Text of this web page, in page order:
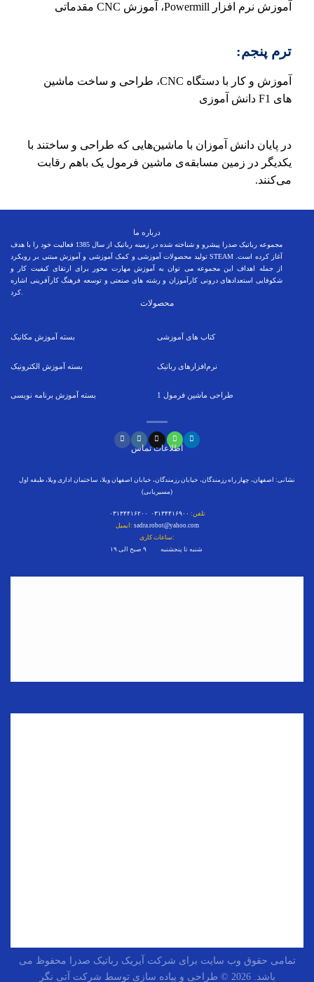
آموزش نرم افزار Powermill، آموزش CNC مقدماتی
ترم پنجم:
آموزش و کار با دستگاه CNC، طراحی و ساخت ماشین
های F1 دانش آموزی
در پایان دانش آموزان با ماشین‌هایی که طراحی و ساختند با
یکدیگر در زمین مسابقه‌ی ماشین فرمول یک باهم رقابت
می‌کنند.
درباره ما
مجموعه رباتیک صدرا پیشرو و شناخته شده در زمینه رباتیک از سال 1385 فعالیت خود را با هدف
تولید محصولات آموزشی و کمک آموزشی و آموزش مبتنی بر رویکرد STEAM آغاز کرده است.
از جمله اهداف این مجموعه می توان به آموزش مهارت محور برای ارتقای کیفیت کار و
شکوفایی استعدادهای درونی کارآموزان و رشته های صنعتی و توسعه فرهنگ کارآفرینی اشاره
کرد.
محصولات
بسته آموزش مکانیک
بسته آموزش الکترونیک
بسته آموزش برنامه نویسی
کتاب های آموزشی
نرم‌افزارهای رباتیک
طراحی ماشین فرمول
اطلاعات تماس
نشانی: اصفهان، چهار راه رزمندگان، خیابان رزمندگان، خیابان اصفهان ویلا، ساختمان اداری ویلا، طبقه اول
(مسیریابی)
تلفن:
ایمیل: sadra.robot@yahoo.com
ساعات کاری:
تمامی حقوق وب سایت برای شرکت آیریک رباتیک صدرا محفوظ می
باشد. 2026 ©
طراحی و پیاده سازی توسط شرکت آتی نگر